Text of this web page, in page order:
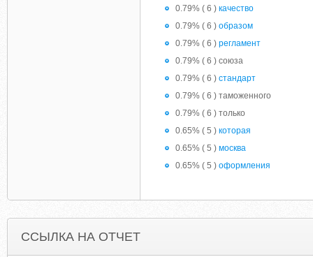
0.79% ( 6 ) качество
0.79% ( 6 ) образом
0.79% ( 6 ) регламент
0.79% ( 6 ) союза
0.79% ( 6 ) стандарт
0.79% ( 6 ) таможенного
0.79% ( 6 ) только
0.65% ( 5 ) которая
0.65% ( 5 ) москва
0.65% ( 5 ) оформления
ССЫЛКА НА ОТЧЕТ